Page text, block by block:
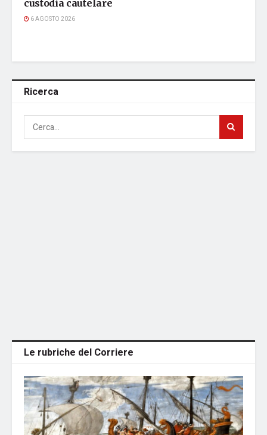
custodia cautelare
6 AGOSTO 2026
Ricerca
Le rubriche del Corriere